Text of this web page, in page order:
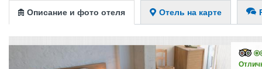
Описание и фото отеля Отель на карте